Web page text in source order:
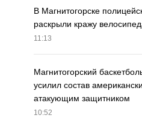
В Магнитогорске
раскрыли кражу
11:13
Магнитогорский
усилил состав
атакующим защитником
10:52